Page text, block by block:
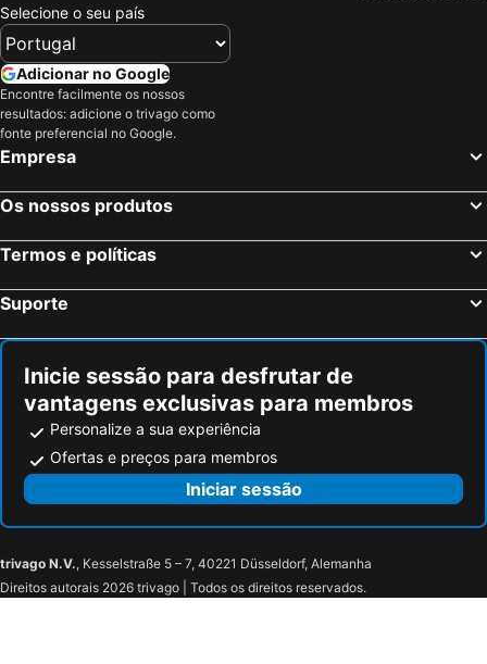
Selecione o seu país
Adicionar no Google
Encontre facilmente os nossos
resultados: adicione o trivago como
fonte preferencial no Google.
Empresa
Os nossos produtos
Termos e políticas
Suporte
Inicie sessão para desfrutar de
vantagens exclusivas para membros
Personalize a sua experiência
Ofertas e preços para membros
Iniciar sessão
trivago N.V., Kesselstraße 5 – 7, 40221 Düsseldorf, Alemanha
Direitos autorais 2026 trivago | Todos os direitos reservados.